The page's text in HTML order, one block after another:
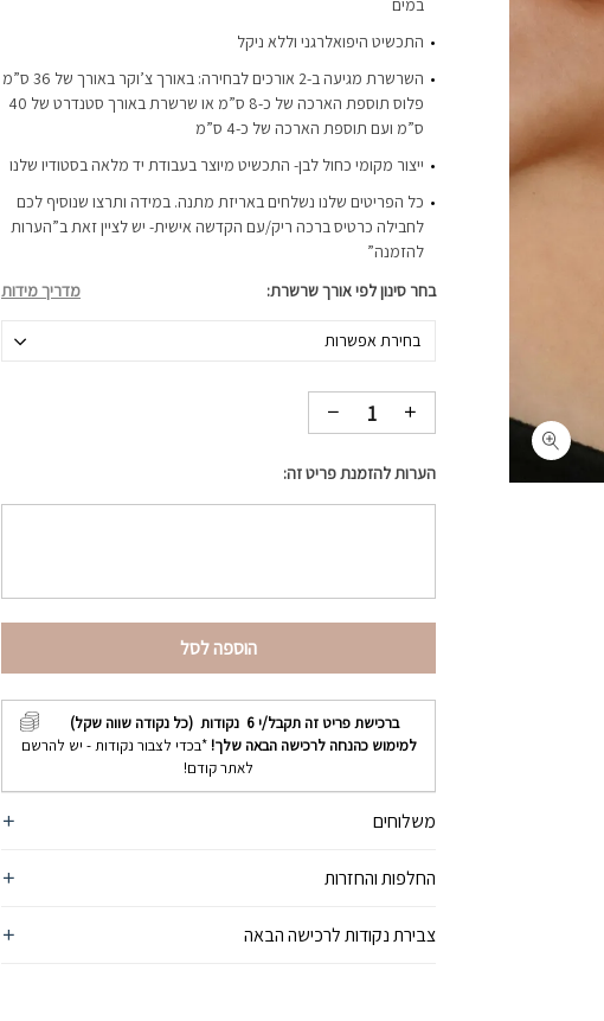
במים
התכשיט היפואלרגני וללא ניקל
השרשרת מגיעה ב-2 אורכים לבחירה: באורך צ’וקר באורך של 36 ס”מ
פלוס תוספת הארכה של כ-8 ס”מ או שרשרת באורך סטנדרט של 40
ס”מ ועם תוספת הארכה של כ-4 ס”מ
ייצור מקומי כחול לבן- התכשיט מיוצר בעבודת יד מלאה בסטודיו שלנו
כל הפריטים שלנו נשלחים באריזת מתנה. במידה ותרצו שנוסיף לכם
לחבילה כרטיס ברכה ריק/עם הקדשה אישית- יש לציין זאת ב”הערות
להזמנה”
בחר סינון לפי אורך שרשרת
מדריך מידות
בחירת אפשרות
הערות להזמנת פריט זה:
הוספה לסל
ברכישת פריט זה תקבל/י6 נקודות (כל נקודה שווה שקל)
למימוש כהנחה לרכישה הבאה שלך! *בכדי לצבור נקודות - יש להרשם
לאתר קודם!
משלוחים
החלפות והחזרות
צבירת נקודות לרכישה הבאה